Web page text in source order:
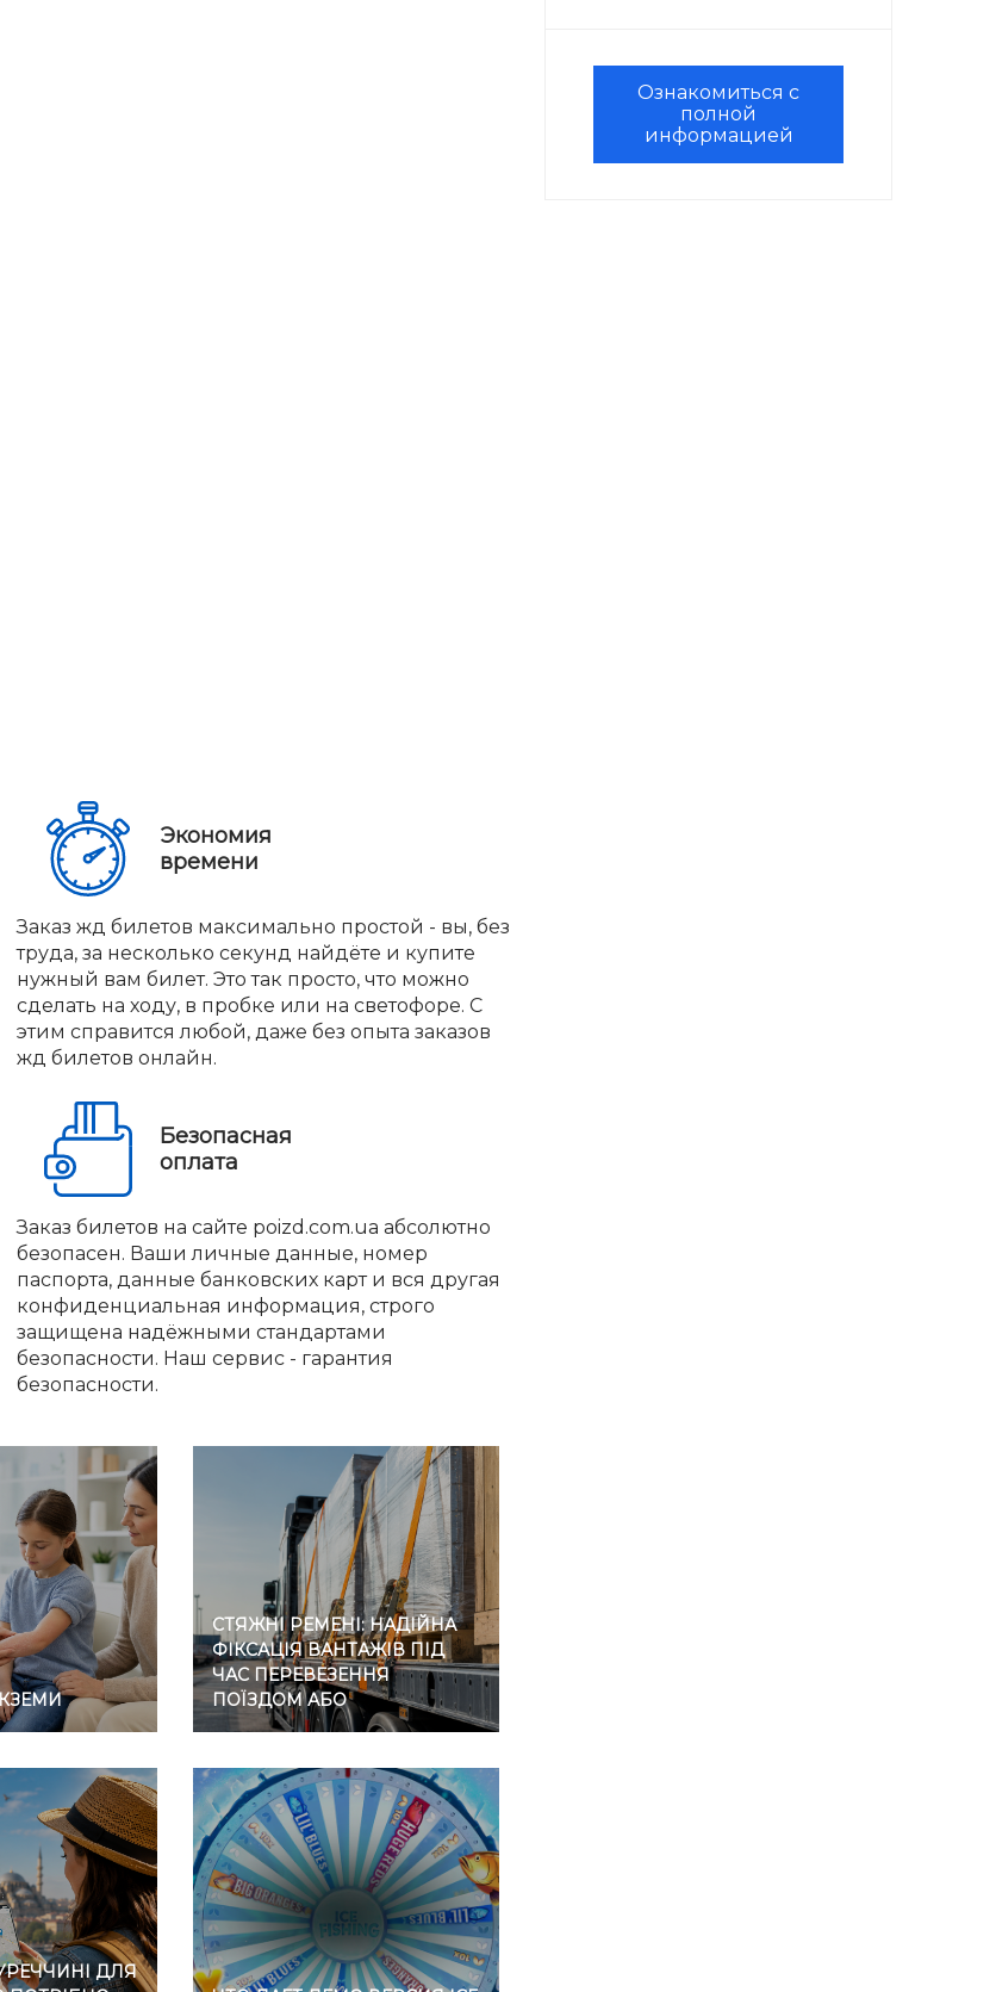
Экономия
времени
Заказ жд билетов максимально простой - вы, без
труда, за несколько секунд найдёте и купите
нужный вам билет. Это так просто, что можно
сделать на ходу, в пробке или на светофоре. С
этим справится любой, даже без опыта заказов
жд билетов онлайн.
Безопасная
оплата
Заказ билетов на сайте poizd.com.ua абсолютно
безопасен. Ваши личные данные, номер
паспорта, данные банковских карт и вся другая
конфиденциальная информация, строго
защищена надёжными стандартами
безопасности. Наш сервис - гарантия
безопасности.
СТЯЖНІ РЕМЕНІ: НАДІЙНА
ФІКСАЦІЯ ВАНТАЖІВ ПІД
ЧАС ПЕРЕВЕЗЕННЯ
ПОЇЗДОМ АБО
АВТОМОБІЛЕМ
ДЛЯ
Ознакомиться с
полной
информацией